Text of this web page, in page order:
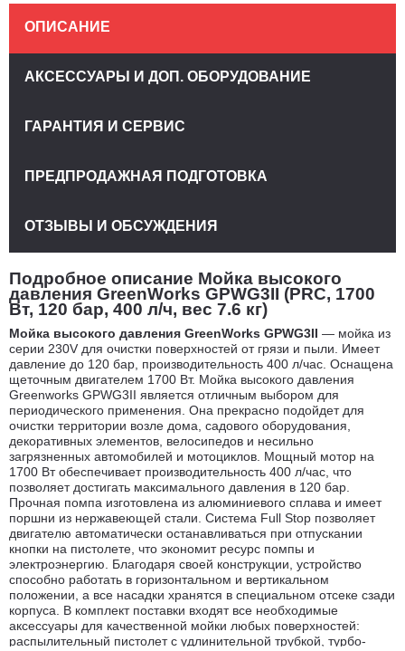
Подробное описание Мойка высокого
давления GreenWorks GPWG3II (PRC, 1700
Вт, 120 бар, 400 л/ч, вес 7.6 кг)
Мойка высокого давления GreenWorks GPWG3II — мойка из
серии 230V для очистки поверхностей от грязи и пыли. Имеет
давление до 120 бар, производительность 400 л/час. Оснащена
щеточным двигателем 1700 Вт. Мойка высокого давления
Greenworks GPWG3II является отличным выбором для
периодического применения. Она прекрасно подойдет для
очистки территории возле дома, садового оборудования,
декоративных элементов, велосипедов и несильно
загрязненных автомобилей и мотоциклов. Мощный мотор на
1700 Вт обеспечивает производительность 400 л/час, что
позволяет достигать максимального давления в 120 бар.
Прочная помпа изготовлена из алюминиевого сплава и имеет
поршни из нержавеющей стали. Система Full Stop позволяет
двигателю автоматически останавливаться при отпускании
кнопки на пистолете, что экономит ресурс помпы и
электроэнергию. Благодаря своей конструкции, устройство
способно работать в горизонтальном и вертикальном
положении, а все насадки хранятся в специальном отсеке сзади
корпуса. В комплект поставки входят все необходимые
аксессуары для качественной мойки любых поверхностей:
распылительный пистолет с удлинительной трубкой, турбо-
ОПИСАНИЕ
АКСЕССУАРЫ И ДОП. ОБОРУДОВАНИЕ
ГАРАНТИЯ И СЕРВИС
ПРЕДПРОДАЖНАЯ ПОДГОТОВКА
ОТЗЫВЫ И ОБСУЖДЕНИЯ